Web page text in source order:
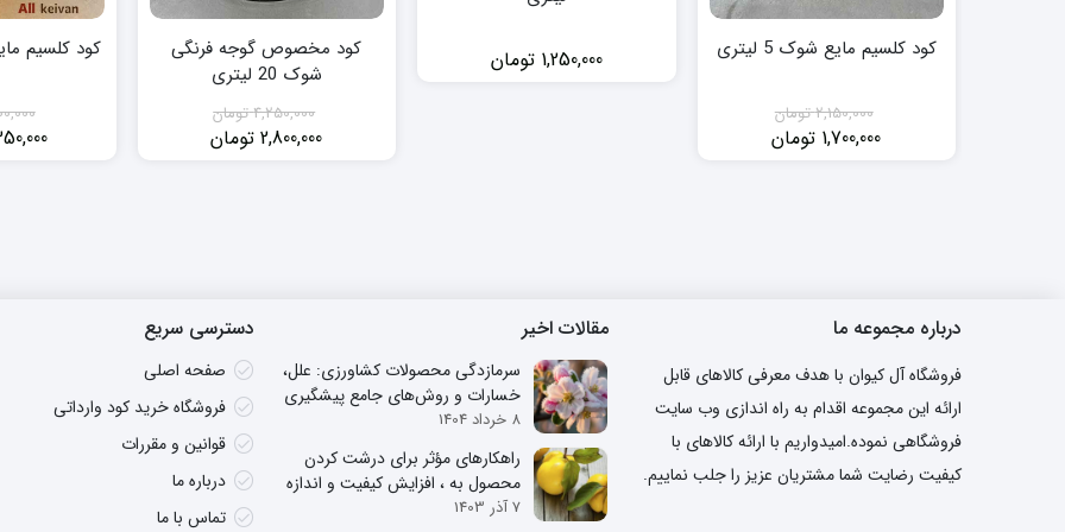
کود کلسیم مایع شوک 5 لیتری
2,150,000تومان
قیمت
1,700,000 تومان
قیمت
1,250,000 تومان
کود مخصوص گوجه فرنگی
شوک 20 لیتری
4,250,000تومان
قیمت
2,800,000 تومان
قیمت
کود کلسیم مایع
درباره مجموعه ما
فروشگاه آل کیوان با هدف معرفی کالاهای قابل
ارائه این مجموعه اقدام به راه اندازی وب سایت
فروشگاهی نموده.امیدواریم با ارائه کالاهای با
کیفیت رضایت شما مشتریان عزیز را جلب نماییم.
مقالات اخیر
سرمازدگی محصولات کشاورزی: علل،
خسارات و روش‌های جامع پیشگیری
8 خرداد 1404
راهکارهای مؤثر برای درشت کردن
محصول به ، افزایش کیفیت و اندازه
میوه به
7 آذر 1403
دسترسی سریع
صفحه اصلی
فروشگاه خرید کود وارداتی
قوانین و مقررات
درباره ما
تماس با ما